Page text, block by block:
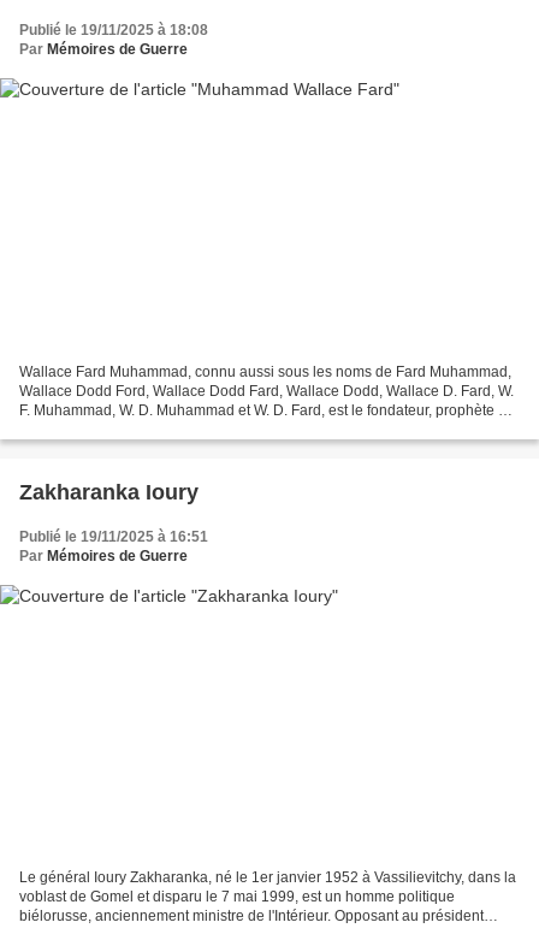
Publié le 19/11/2025 à 18:08
Par Mémoires de Guerre
Wallace Fard Muhammad, connu aussi sous les noms de Fard Muhammad,
Wallace Dodd Ford, Wallace Dodd Fard, Wallace Dodd, Wallace D. Fard, W.
F. Muhammad, W. D. Muhammad et W. D. Fard, est le fondateur, prophète et
Zakharanka Ioury
Publié le 19/11/2025 à 16:51
Par Mémoires de Guerre
Le général Ioury Zakharanka, né le 1er janvier 1952 à Vassilievitchy, dans la
voblast de Gomel et disparu le 7 mai 1999, est un homme politique
biélorusse, anciennement ministre de l'Intérieur. Opposant au président